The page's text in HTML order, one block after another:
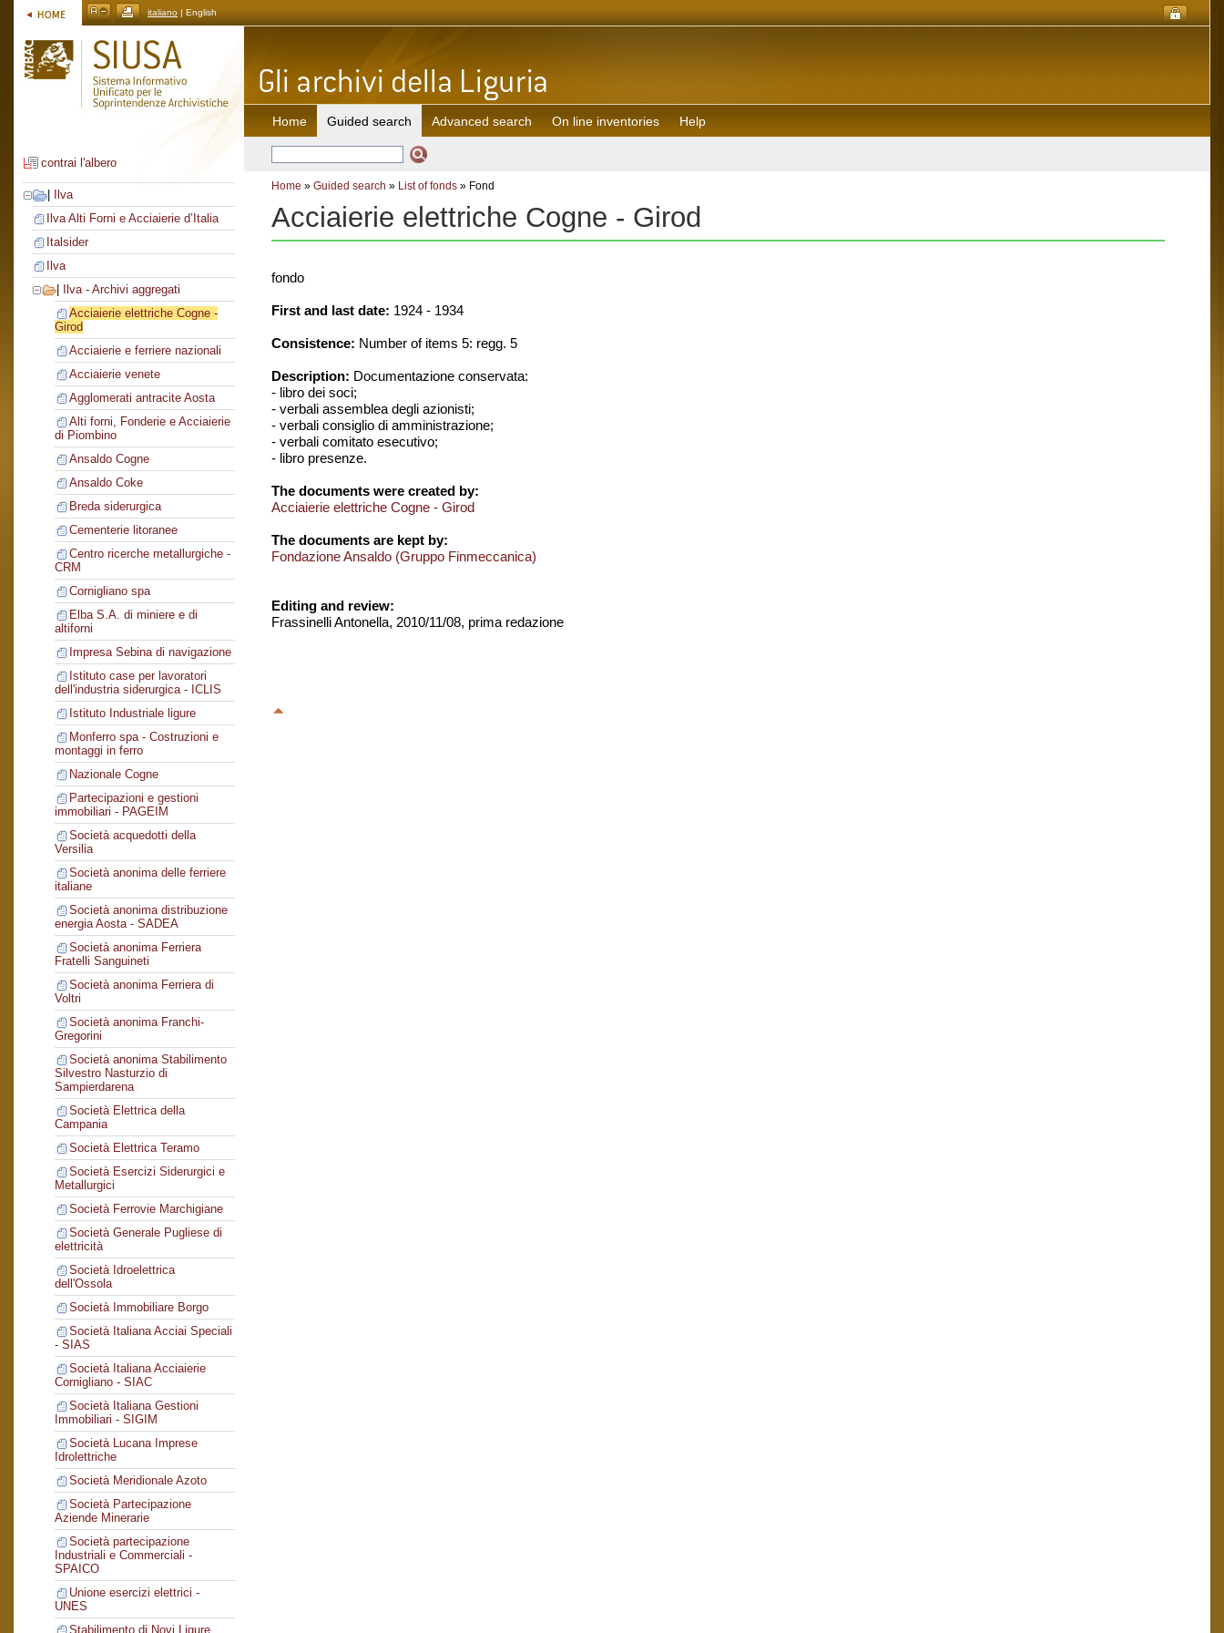
italiano | English
contrai l'albero
Ilva
Ilva Alti Forni e Acciaierie d’Italia
Italsider
Ilva
Ilva - Archivi aggregati
Acciaierie elettriche Cogne -
Girod
Acciaierie e ferriere nazionali
Acciaierie venete
Agglomerati antracite Aosta
Alti forni, Fonderie e Acciaierie
di Piombino
Ansaldo Cogne
Ansaldo Coke
Breda siderurgica
Cementerie litoranee
Centro ricerche metallurgiche -
CRM
Cornigliano spa
Elba S.A. di miniere e di
altiforni
Impresa Sebina di navigazione
Istituto case per lavoratori
dell'industria siderurgica - ICLIS
Istituto Industriale ligure
Monferro spa - Costruzioni e
montaggi in ferro
Nazionale Cogne
Partecipazioni e gestioni
immobiliari - PAGEIM
Società acquedotti della
Versilia
Società anonima delle ferriere
italiane
Società anonima distribuzione
energia Aosta - SADEA
Società anonima Ferriera
Fratelli Sanguineti
Società anonima Ferriera di
Voltri
Società anonima Franchi-
Gregorini
Società anonima Stabilimento
Silvestro Nasturzio di
Sampierdarena
Società Elettrica della
Campania
Società Elettrica Teramo
Società Esercizi Siderurgici e
Metallurgici
Società Ferrovie Marchigiane
Società Generale Pugliese di
elettricità
Società Idroelettrica
dell'Ossola
Società Immobiliare Borgo
Società Italiana Acciai Speciali
- SIAS
Società Italiana Acciaierie
Cornigliano - SIAC
Società Italiana Gestioni
Immobiliari - SIGIM
Società Lucana Imprese
Idrolettriche
Società Meridionale Azoto
Società Partecipazione
Aziende Minerarie
Società partecipazione
Industriali e Commerciali -
SPAICO
Unione esercizi elettrici -
UNES
Stabilimento di Novi Ligure
Home Guided search Advanced search On line inventories Help
Home » Guided search » List of fonds » Fond
Acciaierie elettriche Cogne - Girod
fondo
First and last date: 1924 - 1934
Consistence: Number of items 5: regg. 5
Description: Documentazione conservata:
- libro dei soci;
- verbali assemblea degli azionisti;
- verbali consiglio di amministrazione;
- verbali comitato esecutivo;
- libro presenze.
The documents were created by:
Acciaierie elettriche Cogne - Girod
The documents are kept by:
Fondazione Ansaldo (Gruppo Finmeccanica)
Editing and review:
Frassinelli Antonella, 2010/11/08, prima redazione